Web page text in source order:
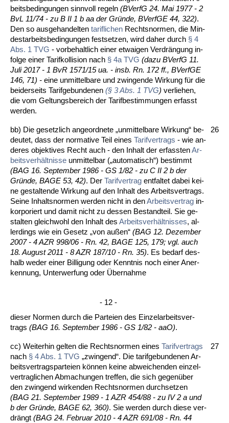
beits­be­din­gun­gen sinn­voll re­geln (BVerfG 24. Mai 1977 - 2
BvL 11/74 - zu B II 1 b aa der Gründe, BVerfGE 44, 322).
Den so aus­ge­han­del­ten ta­rif­li­chen Rechts­nor­men, die Min­
dest­ar­beits­be­din­gun­gen fest­set­zen, wird da­her durch § 4
Abs. 1 TVG - vor­be­halt­lich ei­ner et­wai­gen Ver­drängung in­
fol­ge ei­ner Ta­rif­kol­li­si­on nach § 4a TVG (da­zu BVerfG 11.
Ju­li 2017 - 1 BvR 1571/15 ua. - insb. Rn. 172 ff., BVerfGE
146, 71) - ei­ne un­mit­tel­ba­re und zwin­gen­de Wir­kung für die
bei­der­seits Ta­rif­ge­bun­de­nen (§ 3 Abs. 1 TVG) ver­lie­hen,
die vom Gel­tungs­be­reich der Ta­rif­be­stim­mun­gen er­fasst
wer­den.
bb) Die ge­setz­lich an­ge­ord­ne­te „un­mit­tel­ba­re Wir­kung“ be­
deu­tet, dass der nor­ma­ti­ve Teil ei­nes Ta­rif­ver­trags - wie an­
de­res ob­jek­ti­ves Recht auch - den In­halt der er­fass­tenAr­
beits­verhält­nis­se un­mit­tel­bar („au­to­ma­tisch“) be­stimmt
(BAG 16. Sep­tem­ber 1986 - GS 1/82 - zu C II 2 b der
Gründe, BA­GE 53, 42). Der Ta­rif­ver­trag ent­fal­tet da­bei kei­
ne ge­stal­ten­de Wir­kung auf den In­halt des Ar­beits­ver­trags.
Sei­ne In­halts­nor­men wer­den nicht in denAr­beits­ver­trag in­
kor­po­riert und da­mit nicht zu des­sen Be­stand­teil. Sie ge­
stal­ten gleich­wohl den In­halt des Ar­beits­verhält­nis­ses, al­
ler­dings wie ein Ge­setz „von außen“ (BAG 12. De­zem­ber
2007 - 4 AZR 998/06 - Rn. 42, BA­GE 125, 179; vgl. auch
18. Au­gust 2011 - 8 AZR 187/10 - Rn. 35). Es be­darf des­
halb we­der ei­ner Bil­li­gung oder Kennt­nis noch ei­ner An­er­
ken­nung, Un­ter­wer­fung oder Über­nah­me
- 12 -
die­ser Nor­men durch die Par­tei­en des Ein­zel­ar­beits­ver­
trags (BAG 16. Sep­tem­ber 1986 - GS 1/82 - aaO).
26
cc) Wei­ter­hin gel­ten die Rechts­nor­men ei­nes Ta­rif­ver­trags
nach § 4 Abs. 1 TVG „zwin­gend“. Die ta­rif­ge­bun­de­nen Ar­
beits­ver­trags­par­tei­en können kei­ne ab­wei­chen­den ein­zel­
ver­trag­li­chen Ab­ma­chun­gen tref­fen, die sich ge­genüber
den zwin­gend wir­ken­den Rechts­nor­men durch­set­zen
(BAG 21. Sep­tem­ber 1989 - 1 AZR 454/88 - zu IV 2 a und
b der Gründe, BA­GE 62, 360). Sie wer­den durch die­se ver­
drängt (BAG 24. Fe­bru­ar 2010 - 4 AZR 691/08 - Rn. 44
27